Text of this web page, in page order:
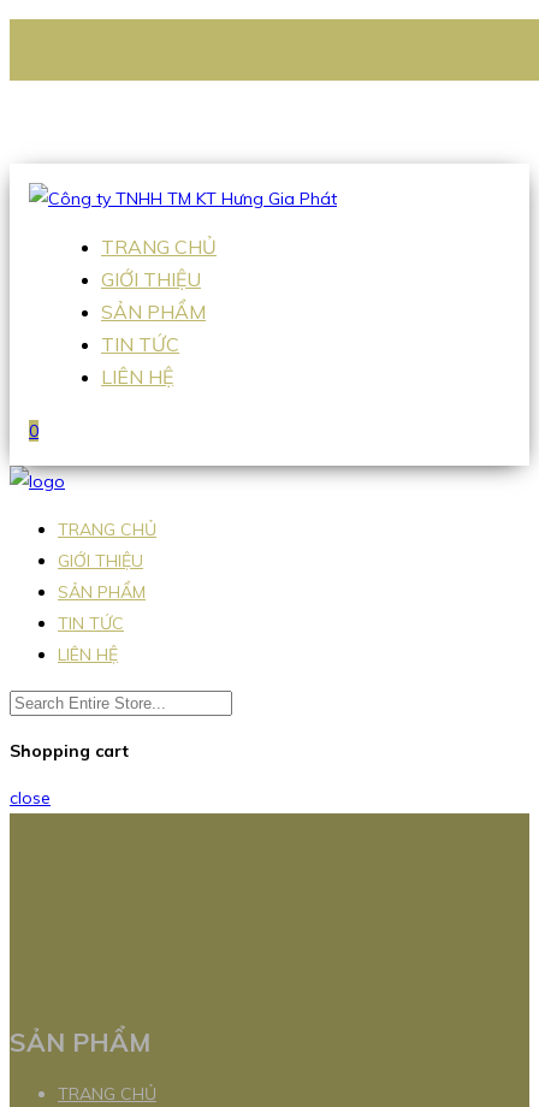
Hotline:0938 336 079
TRANG CHỦ
GIỚI THIỆU
SẢN PHẨM
TIN TỨC
LIÊN HỆ
0
TRANG CHỦ
GIỚI THIỆU
SẢN PHẨM
TIN TỨC
LIÊN HỆ
Shopping cart
close
SẢN PHẨM
TRANG CHỦ